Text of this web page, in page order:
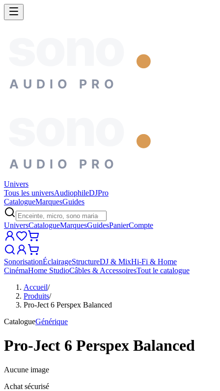
AUDIO PRO
AUDIO PRO
Univers
Tous les universAudiophileDJPro
CatalogueMarquesGuides
UniversCatalogueMarquesGuidesPanierCompte
SonorisationÉclairageStructureDJ & MixHi-Fi & Home
CinémaHome StudioCâbles & AccessoiresTout le catalogue
Accueil/
Produits/
Pro-Ject 6 Perspex Balanced
CatalogueGénérique
Pro-Ject 6 Perspex Balanced
Aucune image
Achat sécurisé